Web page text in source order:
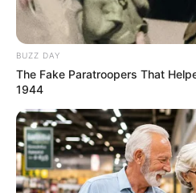
BUZZ DAY
The Fake Paratroopers That
1944